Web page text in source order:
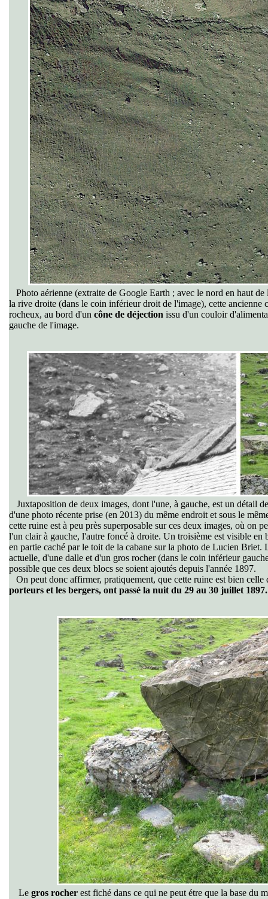
Photo aérienne (extraite de Google Earth ; avec le nord en haut
la rive droite (dans le coin inférieur droit de l'image), cette ancienne
rocheux, au bord d'un cône de déjection issu d'un couloir
gauche de l'image.
Juxtaposition de deux images, dont l'une, à gauche, est un détail
d'une photo récente prise (en 2013) du même endroit et sous le
cette ruine est à peu près superposable sur ces deux images, où on
l'un clair à gauche, l'autre foncé à droite. Un troisième est visible en
en partie caché par le toit de la cabane sur la photo de Lucien Briet.
actuelle, d'une dalle et d'un gros rocher (dans le coin inférieur
possible que ces deux blocs se soient ajoutés depuis l'année 1897.
On peut donc affirmer, pratiquement, que cette ruine est bien celle
porteurs et les bergers, ont passé la nuit du 29 au 30 juillet 1897.
Le gros rocher est fiché dans ce qui ne peut étre que la base du